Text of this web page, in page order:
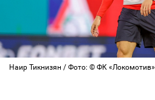
Наир Тикнизян / Фото: © ФК «Локомотив»